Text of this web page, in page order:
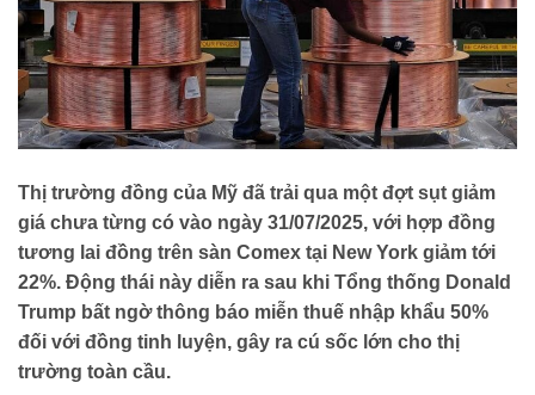
Thị trường đồng của Mỹ đã trải qua một đợt sụt giảm
giá chưa từng có vào ngày 31/07/2025, với hợp đồng
tương lai đồng trên sàn Comex tại New York giảm tới
22%. Động thái này diễn ra sau khi Tổng thống Donald
Trump bất ngờ thông báo miễn thuế nhập khẩu 50%
đối với đồng tinh luyện, gây ra cú sốc lớn cho thị
trường toàn cầu.